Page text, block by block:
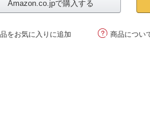
Amazon.co.jpで購入する
をお気に入りに追加  商品につい